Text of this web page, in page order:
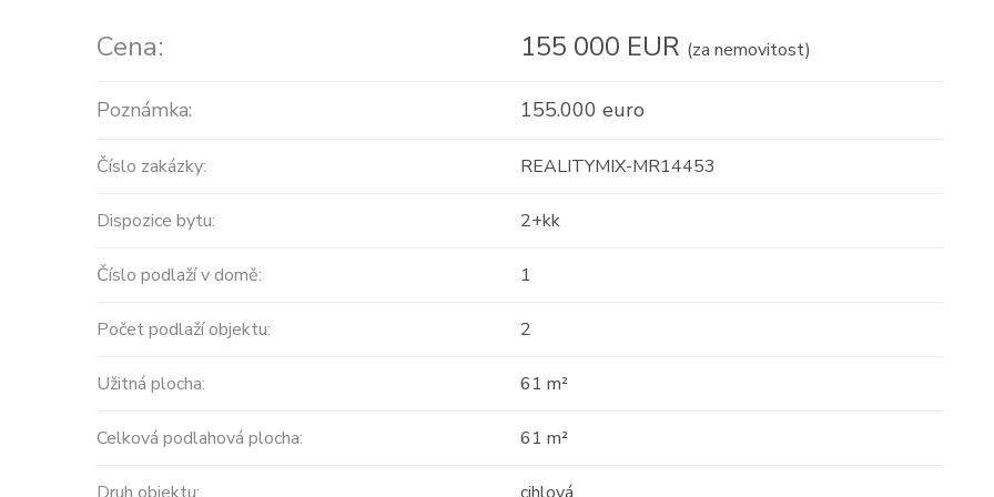
Cena: 155 000 EUR (za nemovitost)
Poznámka: 155.000 euro
Číslo zakázky: REALITYMIX-MR14453
Dispozice bytu: 2+kk
Číslo podlaží v domě: 1
Počet podlaží objektu: 2
Užitná plocha: 61 m²
Celková podlahová plocha: 61 m²